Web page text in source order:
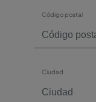
Código postal
Ciudad